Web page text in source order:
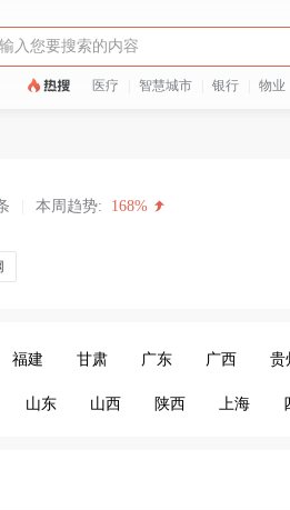
医疗 智慧城市 银行 物业
本周趋势: 168%
福建 甘肃 广东 广西 贵
山东 山西 陕西 上海